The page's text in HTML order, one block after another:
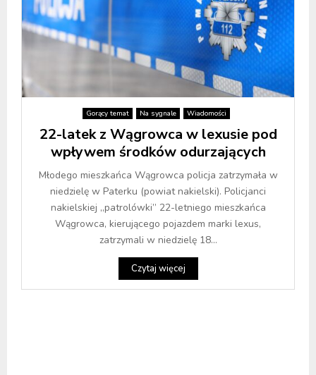
Gorący temat Na sygnale Wiadomości
22-latek z Wągrowca w lexusie pod
wpływem środków odurzających
Młodego mieszkańca Wągrowca policja zatrzymała w
niedzielę w Paterku (powiat nakielski). Policjanci
nakielskiej „patrolówki” 22-letniego mieszkańca
Wągrowca, kierującego pojazdem marki lexus,
zatrzymali w niedzielę 18...
Czytaj więcej